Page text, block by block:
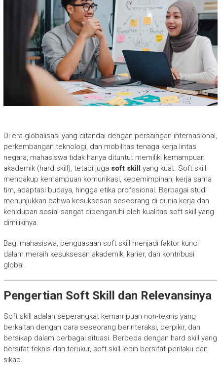
Di era globalisasi yang ditandai dengan persaingan internasional,
perkembangan teknologi, dan mobilitas tenaga kerja lintas
negara, mahasiswa tidak hanya dituntut memiliki kemampuan
akademik (hard skill), tetapi juga soft skill yang kuat. Soft skill
mencakup kemampuan komunikasi, kepemimpinan, kerja sama
tim, adaptasi budaya, hingga etika profesional. Berbagai studi
menunjukkan bahwa kesuksesan seseorang di dunia kerja dan
kehidupan sosial sangat dipengaruhi oleh kualitas soft skill yang
dimilikinya.
Bagi mahasiswa, penguasaan soft skill menjadi faktor kunci
dalam meraih kesuksesan akademik, karier, dan kontribusi
global.
Pengertian Soft Skill dan Relevansinya
Soft skill adalah seperangkat kemampuan non-teknis yang
berkaitan dengan cara seseorang berinteraksi, berpikir, dan
bersikap dalam berbagai situasi. Berbeda dengan hard skill yang
bersifat teknis dan terukur, soft skill lebih bersifat perilaku dan
sikap.